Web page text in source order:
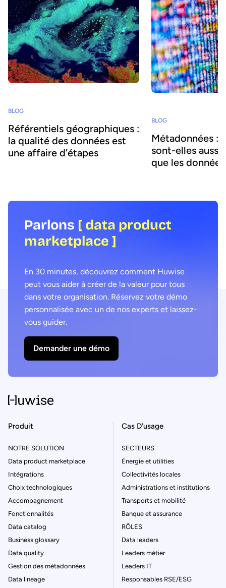
BLOG
Référentiels géographiques :
la qualité des données est
une affaire d’étapes
BLOG
Métadonnées :
sont-elles aussi
que les
Parlons [ data product
marketplace ]
En 30 minutes, découvrez comment Huwise
peut vous aider à créer de la valeur pour tous
dans votre organisation. Réservez votre démo
personnalisée avec un de nos experts et laissez-
vous guider.
Demander une démo
Produit
NOTRE SOLUTION
Data product marketplace
Intégrations
Choix technologiques
Accompagnement
Fonctionnalités
Data catalog
Business glossary
Data quality
Gestion des métadonnées
Data lineage
Cas D’usage
SECTEURS
Énergie et utilities
Collectivités locales
Administrations et institutions
Transports et mobilité
Banque et assurance
RÔLES
Data leaders
Leaders métier
Leaders IT
Responsables RSE/ESG